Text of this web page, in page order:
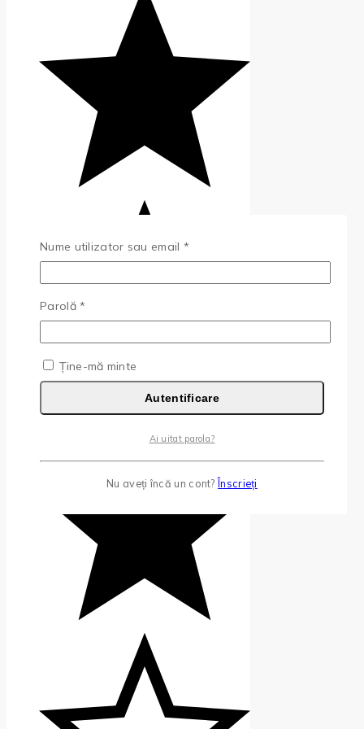
Nume utilizator sau email *
Parolă*
Ține-mă minte
Autentificare
Ai uitat parola?
Nu aveți încă un cont?Înscrieți